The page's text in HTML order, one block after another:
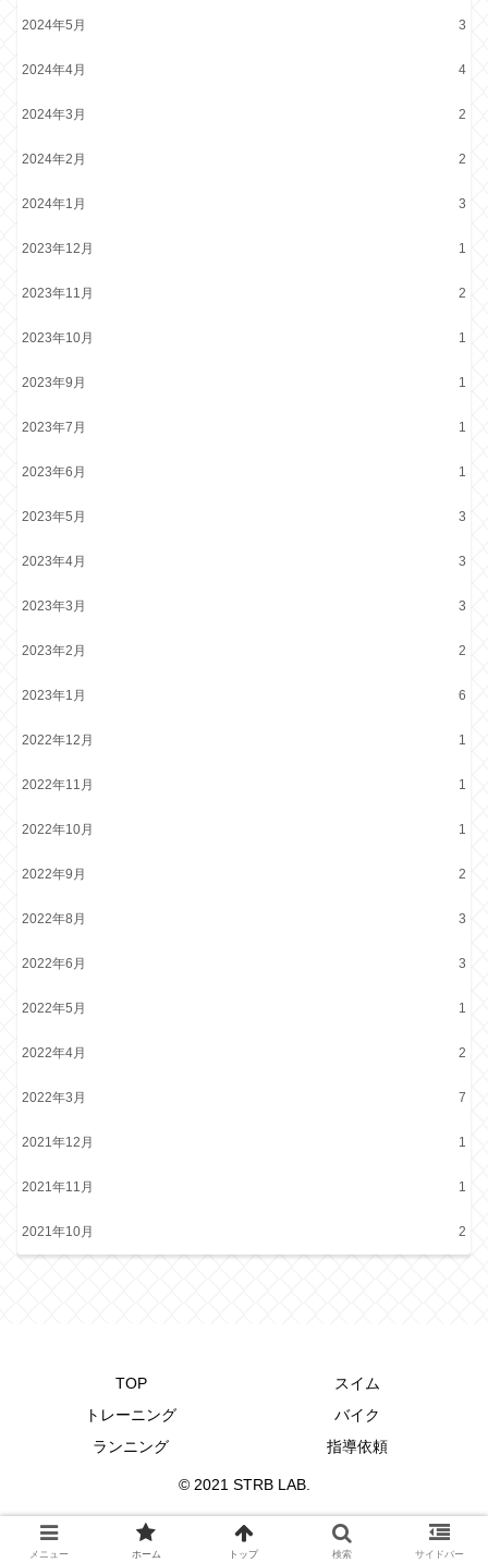
2024年5月 3
2024年4月 4
2024年3月 2
2024年2月 2
2024年1月 3
2023年12月 1
2023年11月 2
2023年10月 1
2023年9月 1
2023年7月 1
2023年6月 1
2023年5月 3
2023年4月 3
2023年3月 3
2023年2月 2
2023年1月 6
2022年12月 1
2022年11月 1
2022年10月 1
2022年9月 2
2022年8月 3
2022年6月 3
2022年5月 1
2022年4月 2
2022年3月 7
2021年12月 1
2021年11月 1
2021年10月 2
TOP
スイム
トレーニング
バイク
ランニング
指導依頼
© 2021 STRB LAB.
メニュー ホーム トップ 検索 サイドバー